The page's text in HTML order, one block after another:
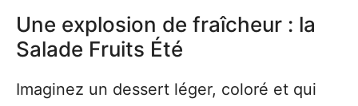
Une explosion de fraîcheur : la
Salade Fruits Été
Imaginez un dessert léger, coloré et qui